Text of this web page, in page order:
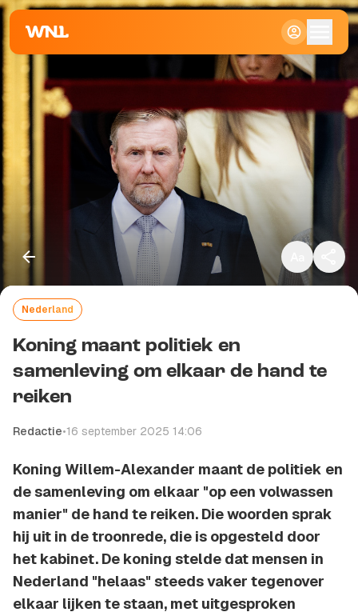
Standaard
Nederland
Koning maant politiek en
samenleving om elkaar de hand te
reiken
Redactie•16 september 2025 14:06
Koning Willem-Alexander maant de politiek en
de samenleving om elkaar "op een volwassen
manier" de hand te reiken. Die woorden sprak
hij uit in de troonrede, die is opgesteld door
het kabinet. De koning stelde dat mensen in
Nederland "helaas" steeds vaker tegenover
elkaar lijken te staan, met uitgesproken